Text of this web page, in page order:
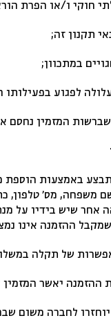
חוקי ו/או הפרת
תקנון זה;
במתכוון;
לפגוע
המזמין נחסם
באמצעות הוספת
משפחה, מס’ טלפון,
אחר שיש בידיו על
ההזמנה אינו
של תקלה
יאשר המזמין
לחברה משום